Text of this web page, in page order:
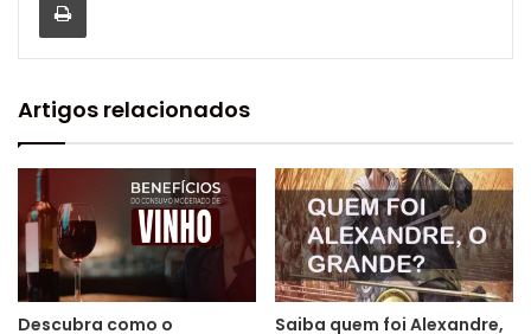
Artigos relacionados
Descubra como o Saiba quem foi Alexandre,